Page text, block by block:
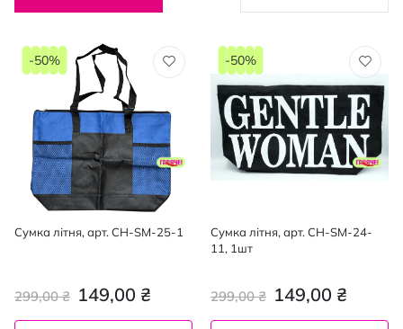
Сумка літня, арт. CH-SM-25-1
149,00 ₴
299,00 ₴
-50%
Сумка літня, арт. CH-SM-24-
11, 1шт
149,00 ₴
299,00 ₴
-50%